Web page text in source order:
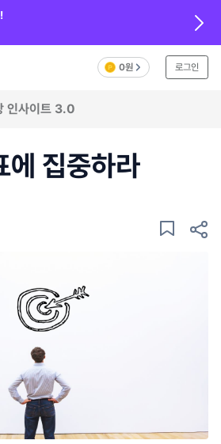
0원 로그인
인사이트 3.0
에 집중하라